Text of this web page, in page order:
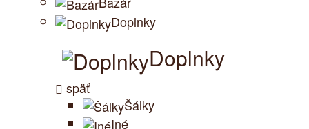
Doplnky
Doplnky
späť
Šálky
Iné